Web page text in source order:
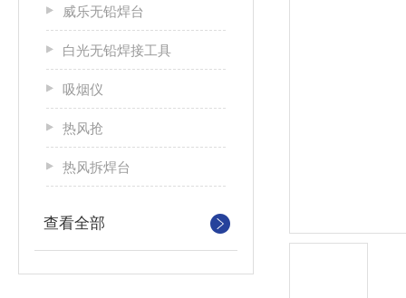
威乐无铅焊台
白光无铅焊接工具
吸烟仪
热风抢
热风拆焊台
查看全部